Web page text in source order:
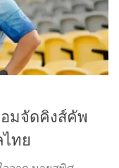
อมจัดคิงส์คัพ
ทย